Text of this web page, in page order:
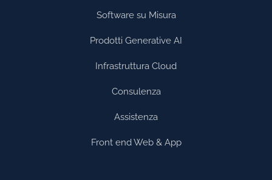
Software su Misura
Prodotti Generative AI
Infrastruttura Cloud
Consulenza
Assistenza
Front end Web & App